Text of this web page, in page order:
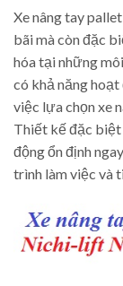
Xe nâng tay
bãi mà còn đặc
hóa tại những
có khả năng
việc lựa chọn xe
Thiết kế đặc biệt
động ổn định
trình làm việc và